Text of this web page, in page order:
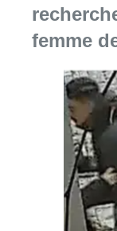
femme